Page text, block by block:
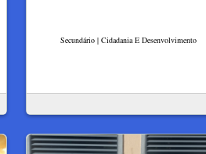
Secundário | Cidadania E Desenvolvimento